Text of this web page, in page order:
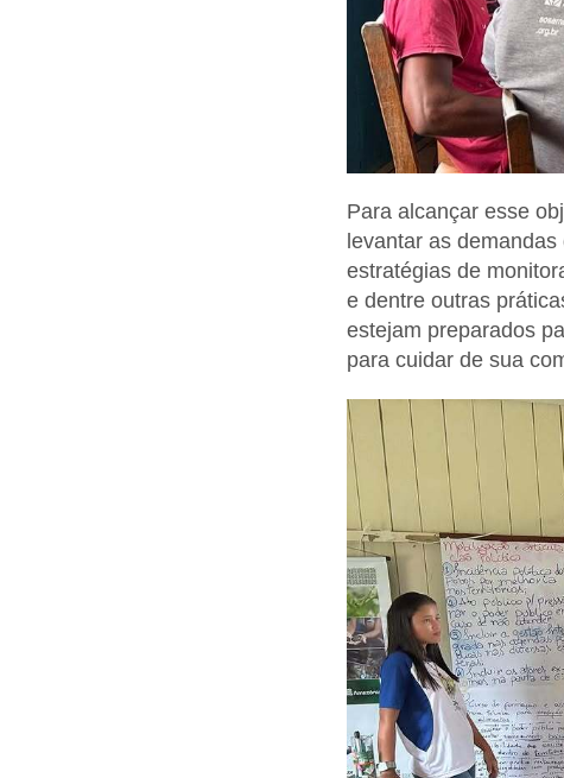
Para alcançar esse
levantar as
estratégias de
e dentre outras
estejam preparados
para cuidar de sua